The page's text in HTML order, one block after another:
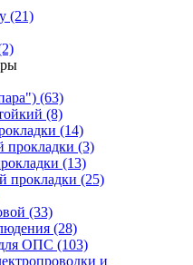
(21)
(63)
(8)
(14)
прокладки (3)
(13)
прокладки (25)
(33)
(28)
ОПС (103)
и